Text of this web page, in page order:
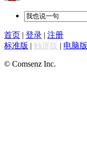
首页 | 登录 | 注册
标准版 | 触屏版 | 电脑版
© Comsenz Inc.